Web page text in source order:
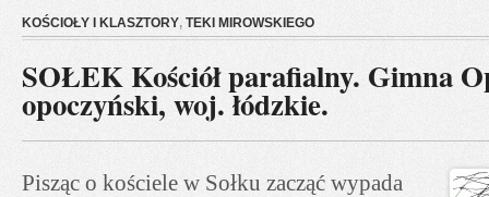
KOŚCIOŁY I KLASZTORY, TEKI MIROWSKIEGO
SOŁEK Kościół parafialny. Gimna
opoczyński, woj. łódzkie.
Pisząc o kościele w Sołku zacząć wypada